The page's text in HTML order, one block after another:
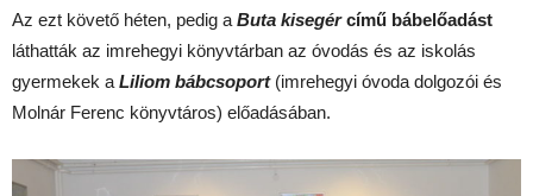
Az ezt követő héten, pedig a Buta kisegércímű bábelőadást
láthatták az imrehegyi könyvtárban az óvodás és az iskolás
gyermekek a Liliom bábcsoport(imrehegyi óvoda dolgozói és
Molnár Ferenc könyvtáros) előadásában.